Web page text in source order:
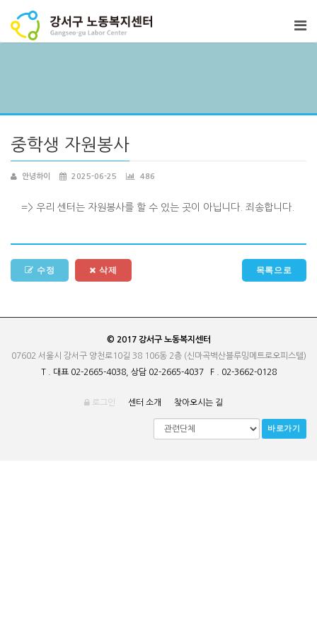
중학생 자원봉사
안녕하이 2025-06-25 486
=> 우리 센터는 자원봉사를 할 수 있는 곳이 아닙니다. 죄송합니다.
목록으로
수정 삭제
© 2017 강서구 노동복지센터
07602 서울시 강서구 양천로10길 38 106동 2층 (신마곡벽산블루밍메트로오피스텔)
T . 대표 02-2665-4038, 상담 02-2665-4037 F . 02-3662-0128
로그인 센터 소개 찾아오시는 길
바로가기